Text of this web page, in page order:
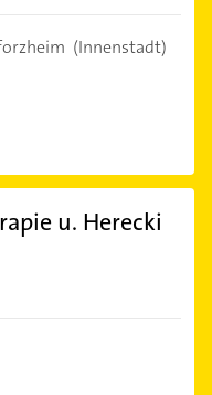
(Innenstadt)
u. Herecki